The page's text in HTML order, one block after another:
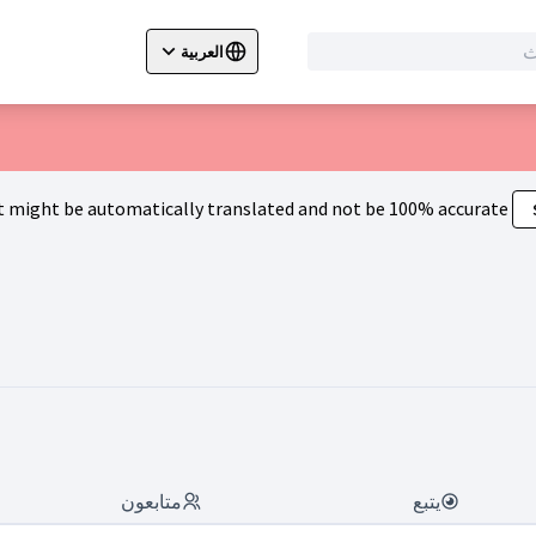
العربية Izberi jezik Dil seçiniz
might be automatically translated and not be 100% accurate.
يتبع متابعون